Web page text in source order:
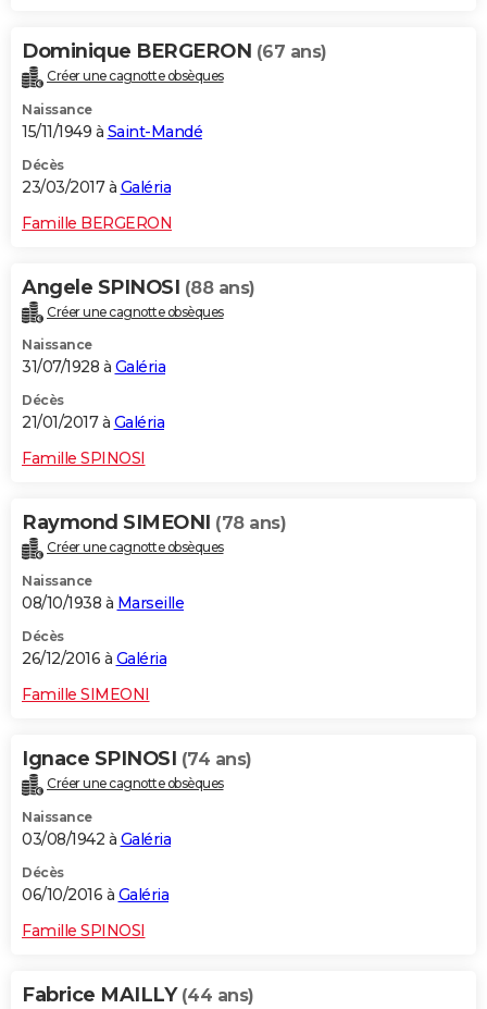
Dominique BERGERON (67 ans)
Créer une cagnotte obsèques
Naissance
15/11/1949 à Saint-Mandé
Décès
23/03/2017 à Galéria
Famille BERGERON
Angele SPINOSI (88 ans)
Créer une cagnotte obsèques
Naissance
31/07/1928 à Galéria
Décès
21/01/2017 à Galéria
Famille SPINOSI
Raymond SIMEONI (78 ans)
Créer une cagnotte obsèques
Naissance
08/10/1938 à Marseille
Décès
26/12/2016 à Galéria
Famille SIMEONI
Ignace SPINOSI (74 ans)
Créer une cagnotte obsèques
Naissance
03/08/1942 à Galéria
Décès
06/10/2016 à Galéria
Famille SPINOSI
Fabrice MAILLY (44 ans)